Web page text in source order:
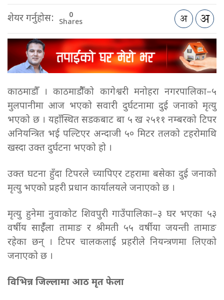
शेयर गर्नुहोस: 0
Shares
काठमाडौँ । काठमाडौैँको कागेश्वरी मनोहरा नगरपालिका–५
मुलपानीमा आज भएको सवारी दुर्घटनामा दुई जनाको मृत्यु
भएको छ । यहाँस्थित सडकबाट बा ५ ख २५११ नम्बरको टिपर
अनियन्त्रित भई पल्टिएर अन्दाजी ५० मिटर तलको टहरोमाथि
खस्दा उक्त दुर्घटना भएको हो ।
उक्त घटना हुँदा टिपरले च्यापिएर टहरामा बसेका दुई जनाको
मृत्यु भएको प्रहरी प्रधान कार्यालयले जनाएको छ ।
मृत्यु हुनेमा नुवाकोट शिवपुरी गाउँपालिका–३ घर भएका ५३
वर्षीय साईँला तामाङ र श्रीमती ५५ वर्षीया जयन्ती तामाङ
रहेका छन् । टिपर चालकलाई प्रहरीले नियन्त्रणमा लिएको
जनाएको छ ।
विभिन्न जिल्लामा आठ मृत फेला